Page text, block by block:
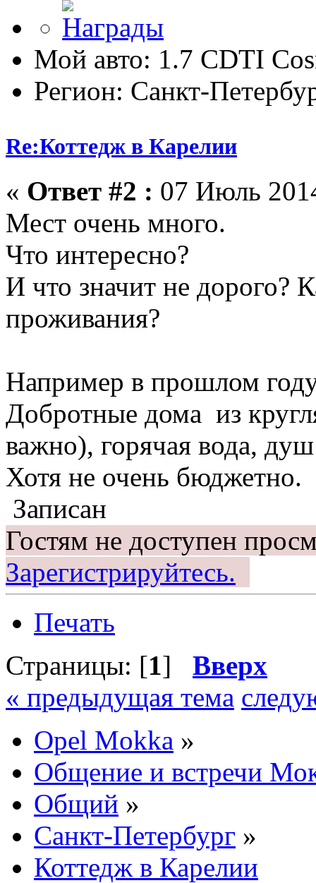
Мой авто: 1.7 CDTI
Регион: Санкт-
Re:Коттедж в Карелии
« Ответ #2 : 07 Июль
Мест очень много.
Что интересно?
И что значит не дорого?
проживания?
Например в прошлом
Добротные дома из
важно), горячая вода,
Хотя не очень бюджетно.
Записан
Гостям не доступен
Зарегистрируйтесь.
Печать
Страницы: [1] Вверх
« предыдущая тема
Opel Mokka »
Общение и встречи
Общий »
Санкт-Петербург »
Коттедж в Карелии